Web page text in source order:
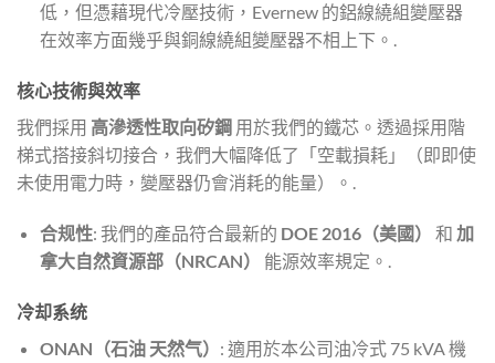
低，但憑藉現代冷壓技術，Evernew 的鋁線繞組變壓器
在效率方面幾乎與銅線繞組變壓器不相上下。.
核心技術與效率
我們採用 高滲透性取向矽鋼 用於我們的鐵芯。透過採用階
梯式搭接斜切接合，我們大幅降低了「空載損耗」（即即使
未使用電力時，變壓器仍會消耗的能量）。.
合规性: 我們的產品符合最新的 DOE 2016（美國） 和 加
拿大自然資源部（NRCAN）
能源效率規定。.
冷却系统
ONAN（石油 天然气） : 適用於本公司油冷式 75 kVA 機